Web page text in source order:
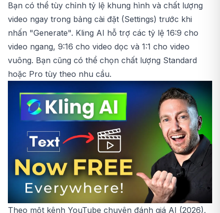
Bạn có thể tùy chỉnh tỷ lệ khung hình và chất lượng
video ngay trong bảng cài đặt (Settings) trước khi
nhấn "Generate". Kling AI hỗ trợ các tỷ lệ 16:9 cho
video ngang, 9:16 cho video dọc và 1:1 cho video
vuông. Bạn cũng có thể chọn chất lượng Standard
hoặc Pro tùy theo nhu cầu.
Theo một kênh YouTube chuyên đánh giá AI (2026),